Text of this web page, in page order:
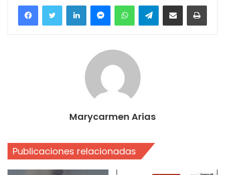
FacebookTwitter LinkedInMessengerWhatsAppTelegramCompartir por correo electrónico
Marycarmen Arias
Publicaciones relacionadas